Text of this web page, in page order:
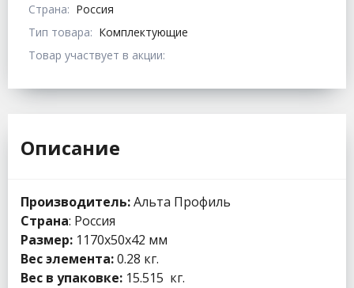
Страна: Россия
Тип товара: Комплектующие
Товар участвует в акции:
Описание
Производитель:Альта Профиль
Страна: Россия
Размер: 1170x50x42 мм
Вес элемента:0.28 кг.
Вес в упаковке: 15.515 кг.